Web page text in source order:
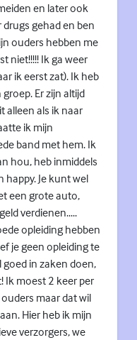
en later ook
gehad en ben
ouders hebben me
niet!!!!! Ik ga weer
ik eerst zat). Ik heb
Er zijn altijd
alleen als ik naar
ik mijn
band met hem. Ik
hou, heb inmiddels
happy. Je kunt wel
een grote auto,
verdienen.....
opleiding hebben
je geen opleiding te
in zaken doen,
Ik moest 2 keer per
maar dat wil
Hier heb ik mijn
verzorgers, we